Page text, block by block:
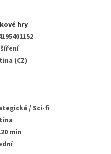
hry
(CZ)
/ Sci-fi
min